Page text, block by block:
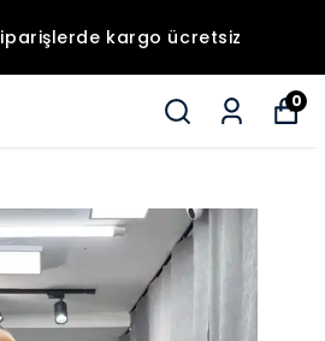
kargo ücretsiz
0